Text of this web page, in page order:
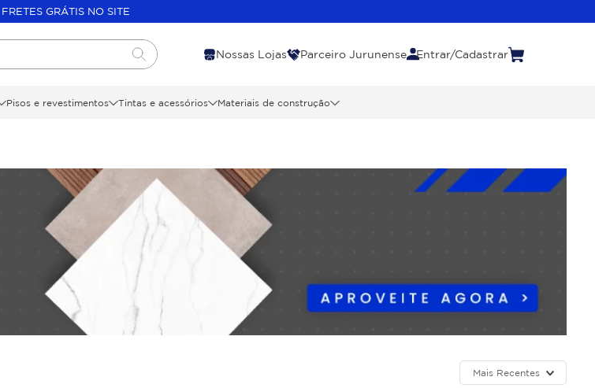
FRETES GRÁTIS NO SITE
Nossas Lojas Parceiro Jurunense Entrar/Cadastrar
Pisos e revestimentos Tintas e acessórios Materiais de construção
Mais Recentes